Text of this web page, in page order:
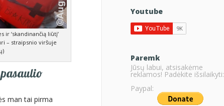
‘skandinančią liūtį’
– straipsnio viršuje
man tai pirma
Youtube
Paremk
Jūsų labui, atsisakėme
reklamos! Padėkite išsilaikyti:
Paypal: